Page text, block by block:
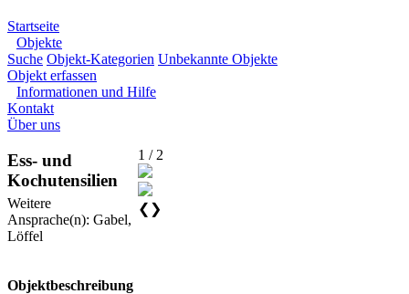
Startseite
Objekte
Suche Objekt-Kategorien Unbekannte Objekte
Objekt erfassen
Informationen und Hilfe
Kontakt
Über uns
Ess- und
Kochutensilien
Weitere
Ansprache(n): Gabel,
Löffel
Objektbeschreibung
1 / 2
❮ ❯